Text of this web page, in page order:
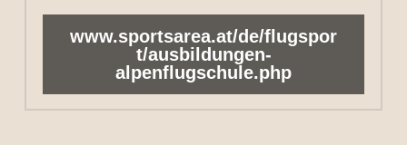
www.sportsarea.at/de/flugspor
t/ausbildungen-
alpenflugschule.php